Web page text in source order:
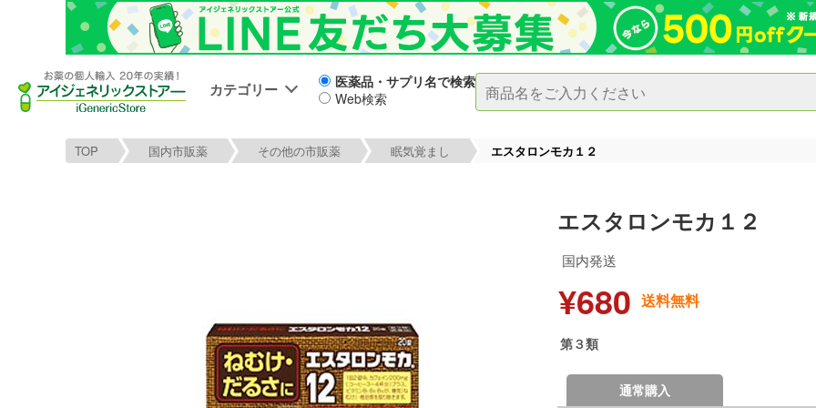
カテゴリー
医薬品・サプリ名で検索
Web検索
TOP 国内市販薬 その他の市販薬 眠気覚まし エスタロンモカ１２
エスタロンモカ１２
国内発送
¥680 送料無料
第３類
通常購入